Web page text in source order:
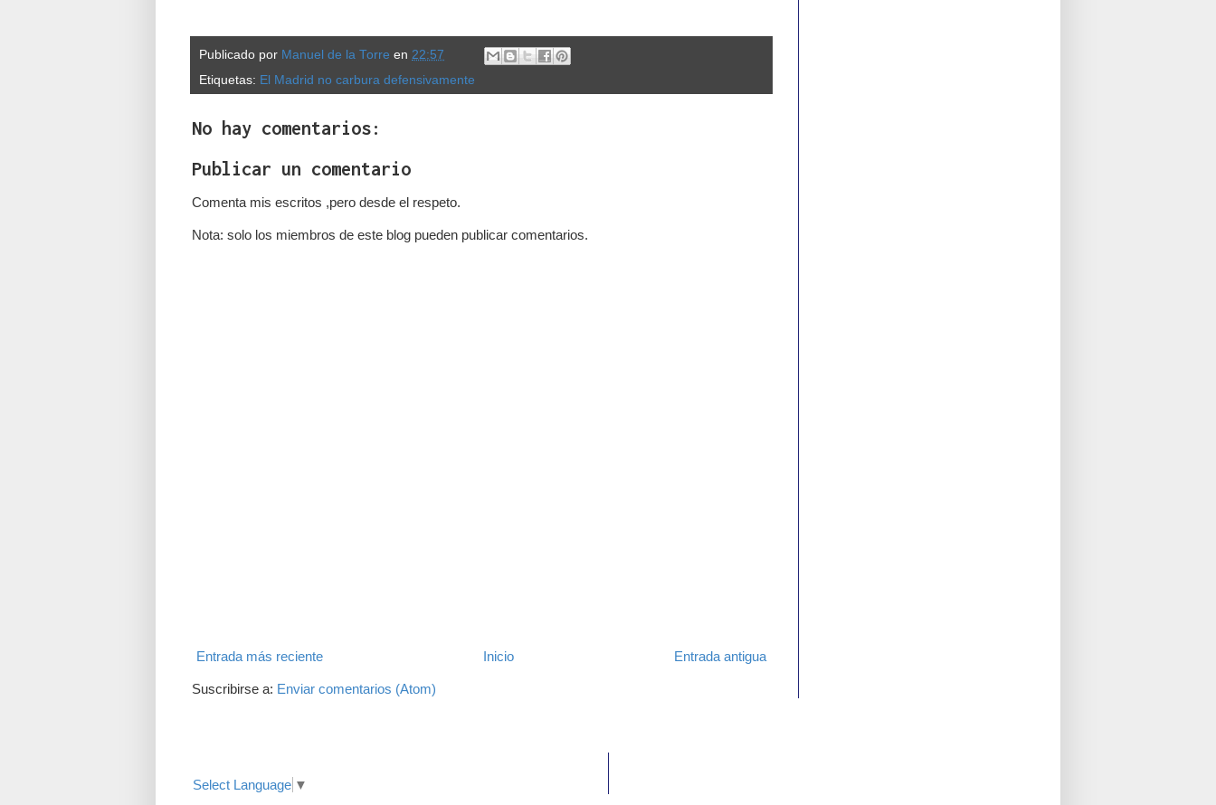
Publicado por Manuel de la Torre en 22:57
Etiquetas: El Madrid no carbura defensivamente
No hay comentarios:
Publicar un comentario
Comenta mis escritos ,pero desde el respeto.
Nota: solo los miembros de este blog pueden publicar comentarios.
Entrada más reciente Entrada antigua
Inicio
Suscribirse a: Enviar comentarios (Atom)
Select Language ▼